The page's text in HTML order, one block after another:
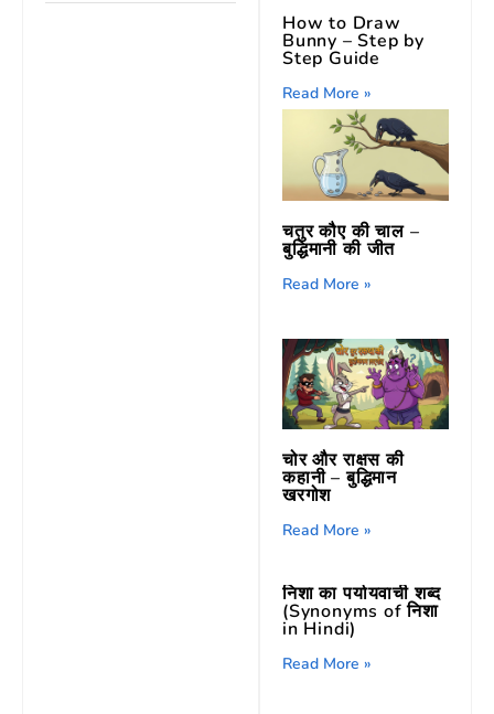
How to Draw
Bunny – Step by
Step Guide
Read More »
चतुर कौए की चाल –
बुद्धिमानी की जीत
Read More »
चोर और राक्षस की
कहानी – बुद्धिमान
खरगोश
Read More »
निशा का पर्यायवाची शब्द
(Synonyms of निशा
in Hindi)
Read More »